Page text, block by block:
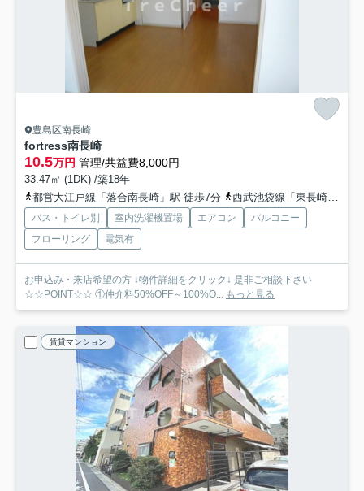
豊島区南長崎
fortress南長崎
10.5万円 管理/共益費8,000円
33.47㎡ (1DK) /築18年
都営大江戸線「落合南長崎」駅 徒歩7分
西武池袋線「東長崎」駅 徒歩6分
バス・トイレ別 室内洗濯機置場 エアコン
バルコニー
フローリング
電気有
お申込み・来店希望の方 ↓物件詳細をクリック↓ 是非ご相談下さい
☆☆POINT☆☆ ①仲介料50%OFF～100%O... もっと見る
賃貸マンション